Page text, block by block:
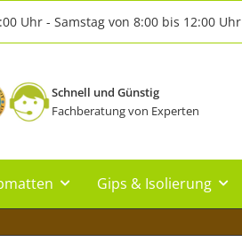
Uhr - Samstag von 8:00 bis 12:00 Uhr
Schnell und Günstig
Fachberatung von Experten
Gips & Isolierung